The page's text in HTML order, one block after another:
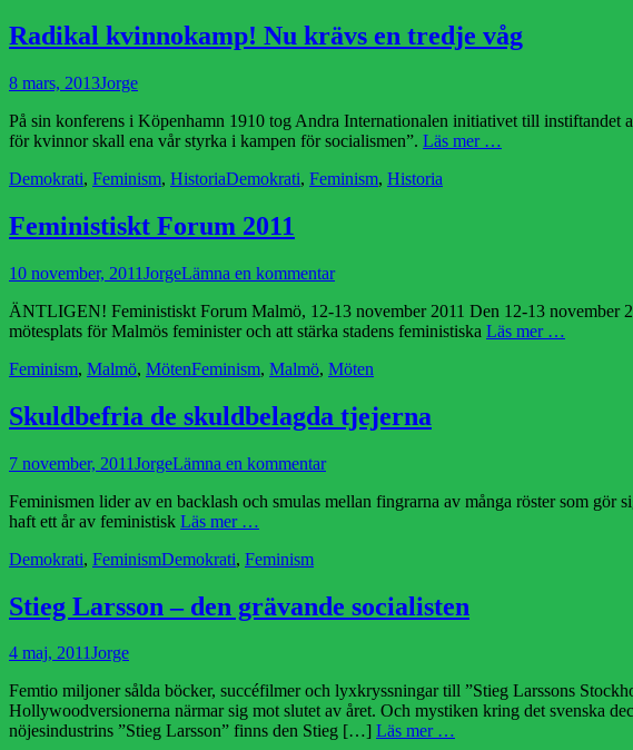
Radikal kvinnokamp! Nu krävs en tredje våg
Publicerad
8 mars, 2013Författare
Jorge
På sin konferens i Köpenhamn 1910 tog Andra Internationalen initiativet till instiftandet
för kvinnor skall ena vår styrka i kampen för socialismen”. Läs mer …
Kategorier
Demokrati, Feminism, HistoriaEtiketter
Demokrati, Feminism, Historia
Feministiskt Forum 2011
Publicerad
10 november, 2011 Författare
JorgeLämna en kommentar
ÄNTLIGEN! Feministiskt Forum Malmö, 12-13 november 2011 Den 12-13 november
mötesplats för Malmös feminister och att stärka stadens feministiska Läs mer …
Kategorier
Feminism, Malmö, MötenEtiketter
Feminism, Malmö, Möten
Skuldbefria de skuldbelagda tjejerna
Publicerad
7 november, 2011 Författare
JorgeLämna en kommentar
Feminismen lider av en backlash och smulas mellan fingrarna av många röster som
haft ett år av feministisk Läs mer …
Kategorier
Demokrati, FeminismEtiketter
Demokrati, Feminism
Stieg Larsson – den grävande socialisten
Publicerad
4 maj, 2011Författare
Jorge
Femtio miljoner sålda böcker, succéfilmer och lyxkryssningar till ”Stieg Larssons
Hollywoodversionerna närmar sig mot slutet av året. Och mystiken kring det svenska
nöjesindustrins ”Stieg Larsson” finns den Stieg […] Läs mer …